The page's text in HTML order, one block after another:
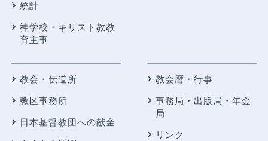
統計
神学校・キリスト教教
育主事
教会・伝道所
教区事務所
日本基督教団への献金
教会暦・行事
事務局・出版局・年金
局
リンク